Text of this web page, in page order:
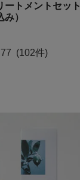
ートメントセット
）
(102件)